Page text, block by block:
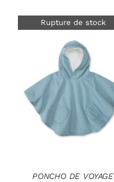
Rupture de stock
DÉTAILS
PONCHO DE VOYAGE